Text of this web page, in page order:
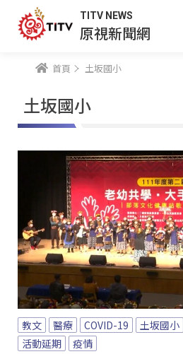
TITV NEWS
原視新聞網
首頁 土坂國小
土坂國小
教文 醫療 COVID-19 土坂國小
活動延期
疫情